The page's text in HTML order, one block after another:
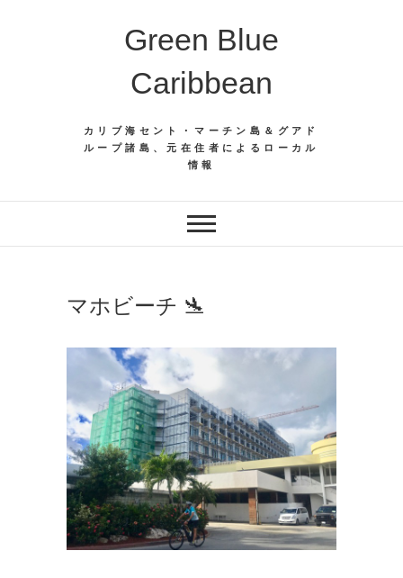
Green Blue
Caribbean
カリブ海セント・マーチン島＆グアド
ループ諸島、元在住者によるローカル
情報
マホビーチ 🛬